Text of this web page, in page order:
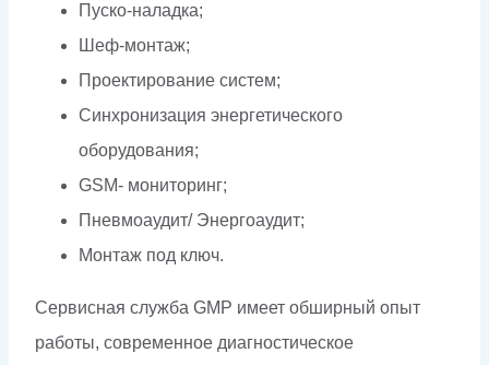
Пуско-наладка;
Шеф-монтаж;
Проектирование систем;
Синхронизация энергетического
оборудования;
GSM- мониторинг;
Пневмоаудит/ Энергоаудит;
Монтаж под ключ.
Сервисная служба GMP имеет обширный опыт
работы, современное диагностическое